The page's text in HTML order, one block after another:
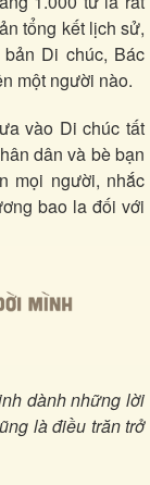
tổng kết lịch sử,
Di chúc, Bác
một người nào.
vào Di chúc tất
dân và bè bạn
mọi người, nhắc
bao la đối với
dành những lời
là điều trăn trở